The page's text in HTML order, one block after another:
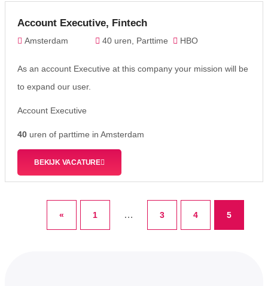
Account Executive, Fintech
Amsterdam 40 uren, Parttime HBO
As an account Executive at this company your mission will be
to expand our user.
Account Executive
40 uren of parttime in Amsterdam
BEKIJK VACATURE
« 1 … 3 4 5